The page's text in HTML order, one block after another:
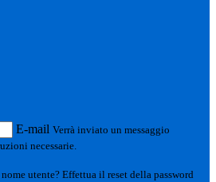
E-mail Verrà inviato un messaggio
necessarie.
utente? Effettua il reset della password